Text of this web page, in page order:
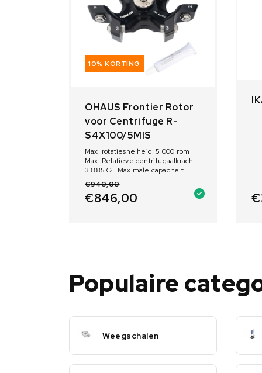
10% KORTING
OHAUS Frontier Rotor
voor Centrifuge R-
S4X100/5MIS
Max. rotatiesnelheid: 5.000 rpm |
Max. Relatieve centrifugaalkracht:
3.885 G | Maximale capaciteit
€940,00
€846,00 €
Populaire
Weegschalen